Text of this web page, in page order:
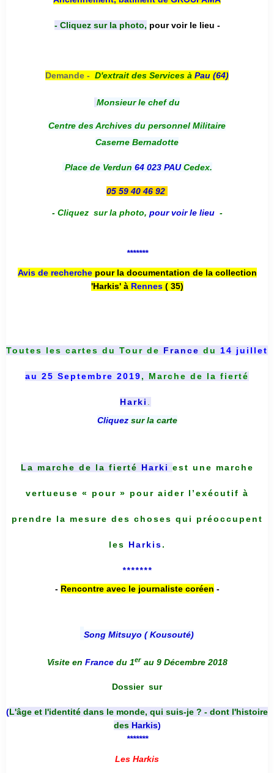
- Cliquez sur la photo, pour voir le lieu -
Demande - D'extrait des Services à Pau (64)
Monsieur le chef du
Centre des Archives du personnel Militaire
Caserne Bernadotte
Place de Verdun 64 023 PAUCedex.
05 59 40 46 92
- Cliquez sur la photo, pour voir le lieu -
*******
Avis de recherche pour la documentation de la collection
'Harkis' à Rennes( 35)
Toutes les cartes du Tour de France du 14 juillet
au 25 Septembre 2019, Marche de la fierté
Harki
Cliquez sur la carte
La marche de la fierté Harki est une marche
vertueuse « pour » pour aider l’exécutif à
prendre la mesure des choses qui préoccupent
les Harkis.
*******
- Rencontre avec le journaliste coréen -
Song Mitsuyo ( Kousouté)
Visite en France du 1er au 9 Décembre 2018
Dossier sur
(L'âge et l'identité dans le monde, qui suis-je ? - dont l'histoire
des Harkis)
*******
Les Harkis